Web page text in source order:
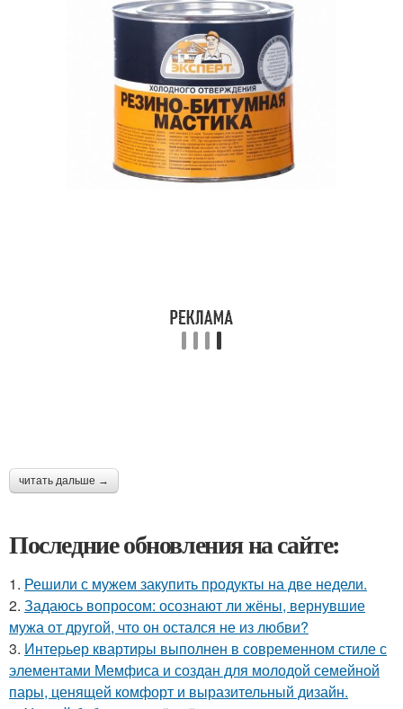
читать дальше →
Последние обновления на сайте:
1. Решили с мужем закупить продукты на две недели.
2. Задаюсь вопросом: осознают ли жёны, вернувшие
мужа от другой, что он остался не из любви?
3. Интерьер квартиры выполнен в современном стиле с
элементами Мемфиса и создан для молодой семейной
пары, ценящей комфорт и выразительный дизайн.